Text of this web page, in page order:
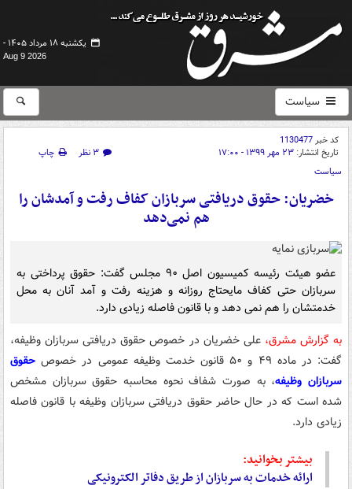
یکشنبه ۱۸ مرداد ۱۴۰۵ -
Aug 9 2026
سیاست
کد خبر1130477
تاریخ انتشار: ۲۳ مهر ۱۳۹۹ - ۱۷:۰۰ ۳ نظر
چاپ
سیاست
خضریان: حقوق دریافتی سربازان کفاف رفت و آمدشان را
هم نمی‌دهد
عضو هیئت رئیسه کمیسیون اصل ۹۰ مجلس گفت: حقوق پرداختی به
سربازان حتی کفاف مایحتاج روزانه و هزینه رفت و آمد آنان به محل
خدمتشان را هم نمی دهد و با قانون فاصله زیادی دارد.
به گزارش مشرق،علی خضریان در خصوص حقوق دریافتی سربازان وظیفه،
گفت: در ماده ۴۹ و ۵۰ قانون خدمت وظیفه عمومی در خصوص
حقوق
سربازان وظیفه، به صورت شفاف نحوه محاسبه حقوق سربازان مشخص
شده است که در حال حاضر حقوق دریافتی سربازان وظیفه با قانون فاصله
زیادی دارد.
بیشتر بخوانید:
ارائه خدمات به سربازان از طریق دفاتر الکترونیکی